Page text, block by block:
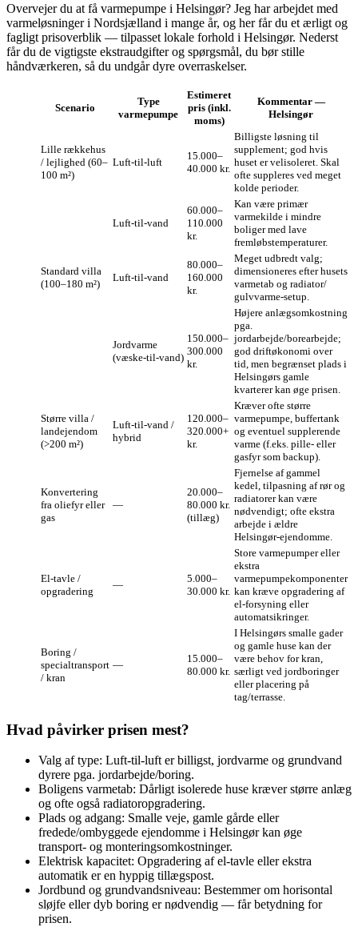
Overvejer du at få varmepumpe i Helsingør? Jeg har arbejdet med
varmeløsninger i Nordsjælland i mange år, og her får du et ærligt og
fagligt prisoverblik — tilpasset lokale forhold i Helsingør. Nederst
får du de vigtigste ekstraudgifter og spørgsmål, du bør stille
håndværkeren, så du undgår dyre overraskelser.
Scenario
Type
varmepumpe
Estimeret
pris (inkl.
moms)
Kommentar —
Helsingør
Lille rækkehus
/ lejlighed (60–
100 m²)
Luft‑til‑luft
15.000–
40.000 kr.
Billigste løsning til
supplement; god hvis
huset er velisoleret. Skal
ofte suppleres ved meget
kolde perioder.
Luft‑til‑vand
60.000–
110.000
kr.
Kan være primær
varmekilde i mindre
boliger med lave
fremløbstemperaturer.
Standard villa
(100–180 m²)
Luft‑til‑vand
80.000–
160.000
kr.
Meget udbredt valg;
dimensioneres efter husets
varmetab og radiator/
gulvvarme‑setup.
Jordvarme
(væske‑til‑vand)
150.000–
300.000
kr.
Højere anlægsomkostning
pga.
jordarbejde/borearbejde;
god driftøkonomi over
tid, men begrænset plads i
Helsingørs gamle
kvarterer kan øge prisen.
Større villa /
landejendom
(>200 m²)
Luft‑til‑vand /
hybrid
120.000–
320.000+
kr.
Kræver ofte større
varmepumpe, buffertank
og eventuel supplerende
varme (f.eks. pille‑ eller
gasfyr som backup).
Konvertering
fra oliefyr eller
gas
—
20.000–
80.000 kr.
(tillæg)
Fjernelse af gammel
kedel, tilpasning af rør og
radiatorer kan være
nødvendigt; ofte ekstra
arbejde i ældre
Helsingør‑ejendomme.
El‑tavle /
opgradering
—
5.000–
30.000 kr.
Store varmepumper eller
ekstra
varmepumpekomponenter
kan kræve opgradering af
el‑forsyning eller
automatsikringer.
Boring /
specialtransport
/ kran
—
15.000–
80.000 kr.
I Helsingørs smalle gader
og gamle huse kan der
være behov for kran,
særligt ved jordboringer
eller placering på
tag/terrasse.
Hvad påvirker prisen mest?
Valg af type: Luft‑til‑luft er billigst, jordvarme og grundvand
dyrere pga. jordarbejde/boring.
Boligens varmetab: Dårligt isolerede huse kræver større anlæg
og ofte også radiatoropgradering.
Plads og adgang: Smalle veje, gamle gårde eller
fredede/ombyggede ejendomme i Helsingør kan øge
transport- og monteringsomkostninger.
Elektrisk kapacitet: Opgradering af el‑tavle eller ekstra
automatik er en hyppig tillægspost.
Jordbund og grundvandsniveau: Bestemmer om horisontal
sløjfe eller dyb boring er nødvendig — får betydning for
prisen.